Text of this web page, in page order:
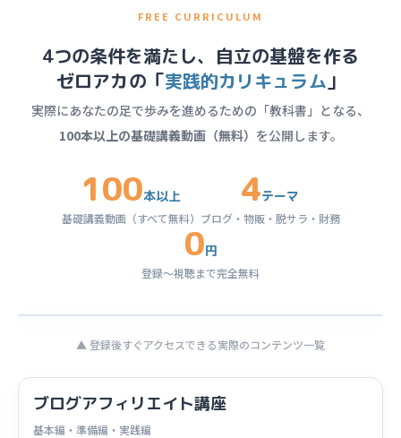
FREE CURRICULUM
4つの条件を満たし、自立の基盤を作る
ゼロアカの「実践的カリキュラム 」
実際にあなたの足で歩みを進めるための「教科書」となる、
100本以上の基礎講義動画（無料） を公開します。
100本以上
基礎講義動画（すべて無料）
4テーマ
ブログ・物販・脱サラ・財務
0円
登録〜視聴まで完全無料
▲ 登録後すぐアクセスできる実際のコンテンツ一覧
ブログアフィリエイト講座
基本編・準備編・実践編